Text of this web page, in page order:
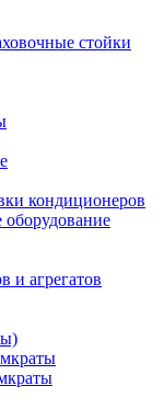
стойки
кондиционеров
и агрегатов